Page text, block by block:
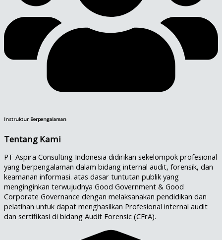
Instruktur Berpengalaman
Tentang Kami
PT Aspira Consulting Indonesia didirikan sekelompok profesional
yang berpengalaman dalam bidang internal audit, forensik, dan
keamanan informasi. atas dasar tuntutan publik yang
menginginkan terwujudnya Good Government & Good
Corporate Governance dengan melaksanakan pendidikan dan
pelatihan untuk dapat menghasilkan Profesional internal audit
dan sertifikasi di bidang Audit Forensic (CFrA).